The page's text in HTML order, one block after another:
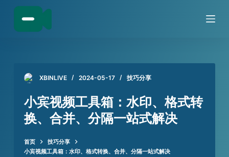
跳
XBINLIVE 2024-05-17 技巧分享
小宾视频工具箱：水印、格式转
换、合并、分隔一站式解决
首页
技巧分享
小宾视频工具箱：水印、格式转换、合并、分隔一站式解决